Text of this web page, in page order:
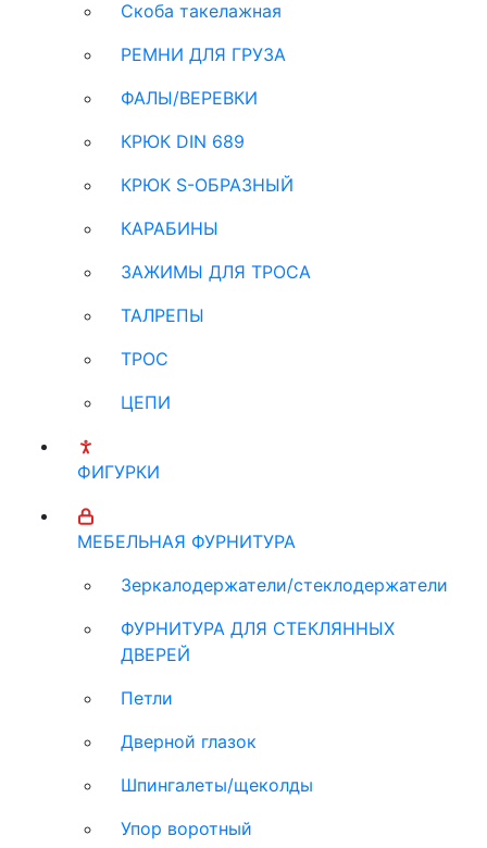
Скоба такелажная
РЕМНИ ДЛЯ ГРУЗА
ФАЛЫ/ВЕРЕВКИ
КРЮК DIN 689
КРЮК S-ОБРАЗНЫЙ
КАРАБИНЫ
ЗАЖИМЫ ДЛЯ ТРОСА
ТАЛРЕПЫ
ТРОС
ЦЕПИ
ФИГУРКИ
МЕБЕЛЬНАЯ ФУРНИТУРА
Зеркалодержатели/стеклодержатели
ФУРНИТУРА ДЛЯ СТЕКЛЯННЫХ
ДВЕРЕЙ
Петли
Дверной глазок
Шпингалеты/щеколды
Упор воротный